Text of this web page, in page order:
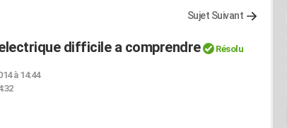
Sujet Suivant
difficile a comprendre Résolu
à 14:44